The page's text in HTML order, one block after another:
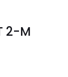
2-M